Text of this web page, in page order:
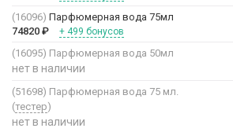
(16096) Парфюмерная вода 75мл
74820 ₽ + 499 бонусов
(16095) Парфюмерная вода 50мл
нет в наличии
(51698) Парфюмерная вода 75 мл.
(тестер)
нет в наличии